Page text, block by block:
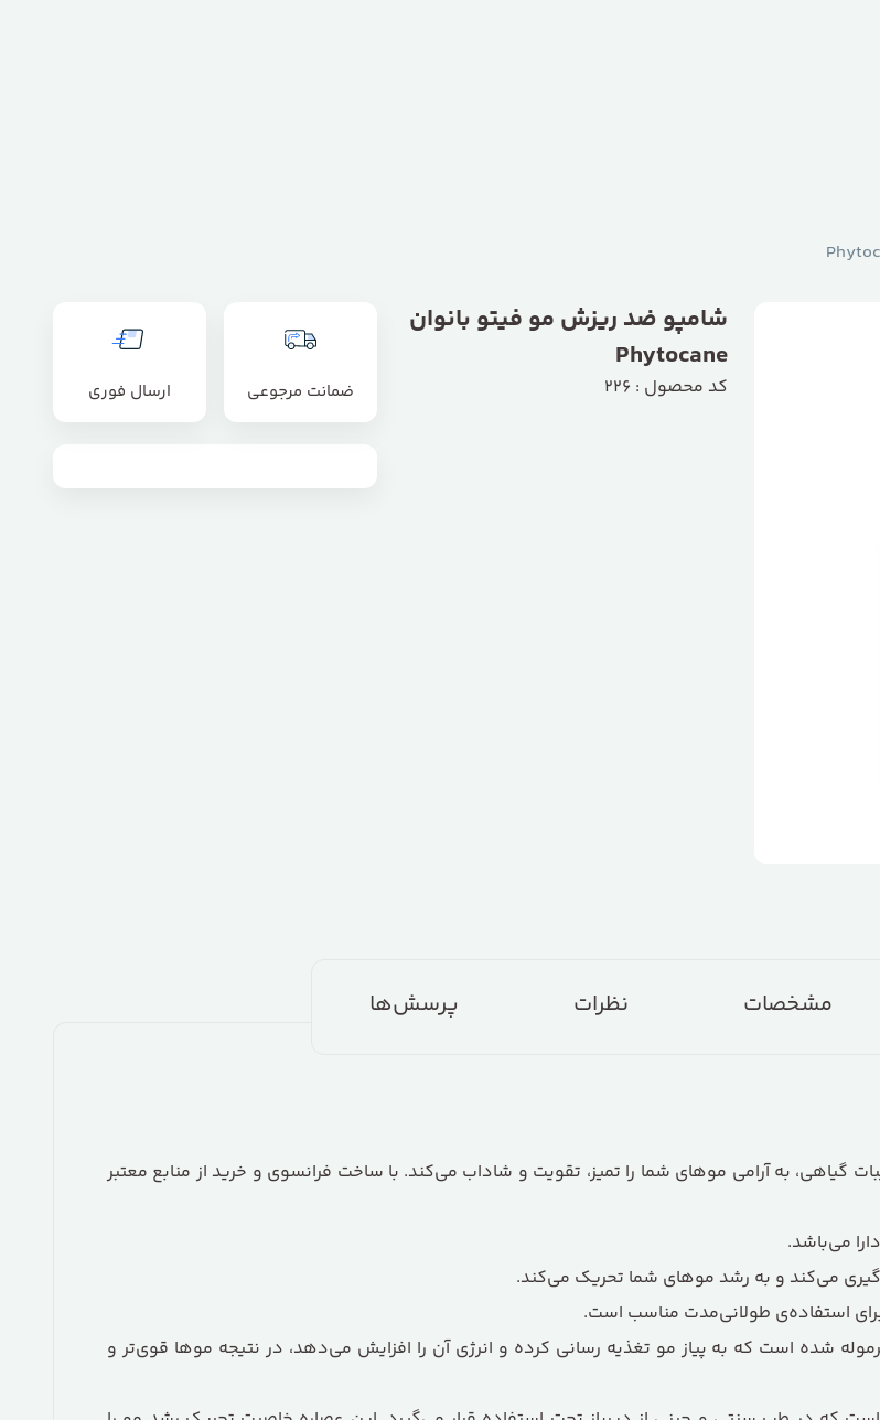
شامپو ضد ریزش مو فیتو بانوان
Phytocane
کد محصول : 226 ضمانت مرجوعی ارسال فوری
مشخصات نظرات پرسش‌ها
گیاهی، به آرامی موهای شما را تمیز، تقویت و شاداب می‌کند. با ساخت فرانسوی و خرید از منابع معتبر
می‌کند و به رشد موهای شما تحریک می‌کند.
شده است که به پیاز مو تغذیه رسانی کرده و انرژی آن را افزایش می‌دهد، در نتیجه موها قوی‌تر و